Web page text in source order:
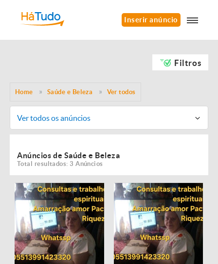
Inserir anúncio
Filtros
Home Saúde e Beleza Ver todos
Ver todos os anúncios
Anúncios de Saúde e Beleza
Total resultados: 3 Anúncios